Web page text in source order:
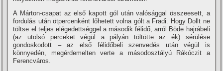
A Márton-csapat az első kapott gól után valósággal összeesett, a
fordulás után ötpercenként lőhetett volna gólt a Fradi. Hogy Dollt ne
töltse el teljes elégedettséggel a második félidő, arról Böde hajrábeli
(az utolsó perceket végül a pályán töltötte az ék) sérülése
gondoskodott – az első félidőbeli szenvedés után végül is
könnyedén, megérdemelten verte a másodosztályú Rákóczit a
Ferencváros.